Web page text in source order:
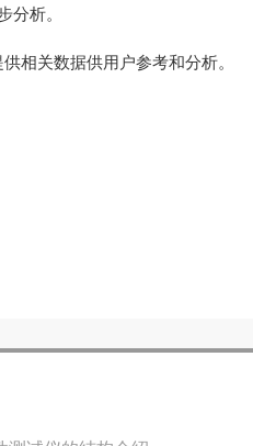
析。
相关数据供用户参考和分析。